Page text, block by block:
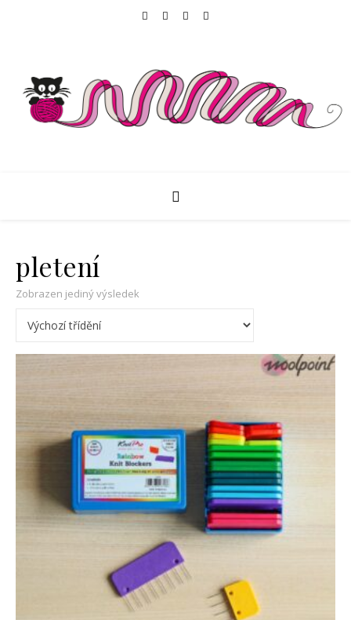
pletení
Zobrazen jediný výsledek